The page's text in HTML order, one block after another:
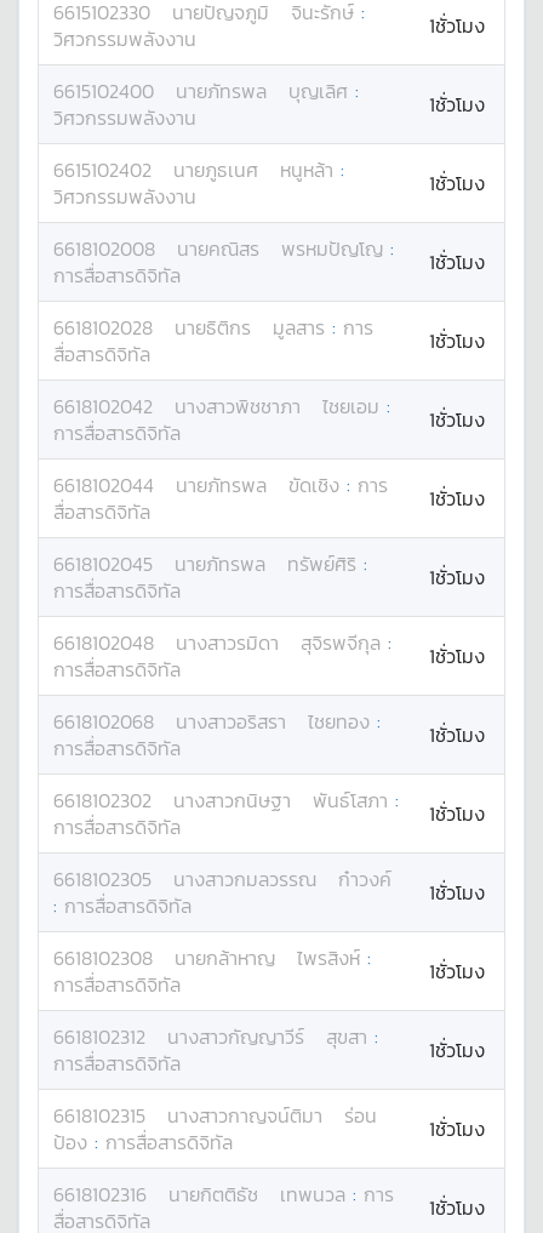
6615102330 นายปัญจภูมิ จินะรักษ์ :
วิศวกรรมพลังงาน
1ชั่วโมง
6615102400 นายภัทรพล บุญเลิศ :
วิศวกรรมพลังงาน
1ชั่วโมง
6615102402 นายภูธเนศ หนูหล้า :
วิศวกรรมพลังงาน
1ชั่วโมง
6618102008 นายคณิสร พรหมปัญโญ :
การสื่อสารดิจิทัล
1ชั่วโมง
6618102028 นายธิติกร มูลสาร : การ
สื่อสารดิจิทัล
1ชั่วโมง
6618102042 นางสาวพิชชาภา ไชยเอม :
การสื่อสารดิจิทัล
1ชั่วโมง
6618102044 นายภัทรพล ขัดเชิง : การ
สื่อสารดิจิทัล
1ชั่วโมง
6618102045 นายภัทรพล ทรัพย์ศิริ :
การสื่อสารดิจิทัล
1ชั่วโมง
6618102048 นางสาวรมิดา สุจิรพจีกุล :
การสื่อสารดิจิทัล
1ชั่วโมง
6618102068 นางสาวอริสรา ไชยทอง :
การสื่อสารดิจิทัล
1ชั่วโมง
6618102302 นางสาวกนิษฐา พันธ์โสภา :
การสื่อสารดิจิทัล
1ชั่วโมง
6618102305 นางสาวกมลวรรณ
ก๋าวงค์
: การสื่อสารดิจิทัล 1ชั่วโมง
6618102308 นายกล้าหาญ ไพรสิงห์ :
การสื่อสารดิจิทัล
1ชั่วโมง
6618102312 นางสาวกัญญาวีร์ สุขสา :
การสื่อสารดิจิทัล
1ชั่วโมง
6618102315 นางสาวกาญจน์ติมา
ร่อน
ป้อง : การสื่อสารดิจิทัล 1ชั่วโมง
6618102316 นายกิตติธัช เทพนวล : การ
สื่อสารดิจิทัล
1ชั่วโมง